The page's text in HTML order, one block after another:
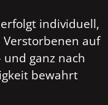
individuell,
auf
und ganz nach
bewahrt